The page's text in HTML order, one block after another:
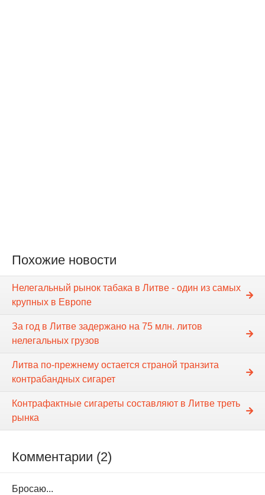
Похожие новости
Нелегальный рынок табака в Литве - один из самых
крупных в Европе
За год в Литве задержано на 75 млн. литов
нелегальных грузов
Литва по-прежнему остается страной транзита
контрабандных сигарет
Контрафактные сигареты составляют в Литве треть
рынка
Комментарии (2)
Бросаю...